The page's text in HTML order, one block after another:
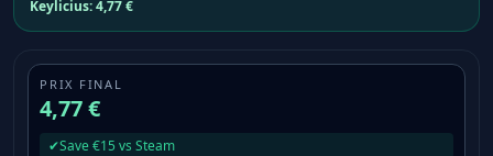
Keylicius:4,77 €
PRIX FINAL
4,77 €
✔Save €15 vs Steam